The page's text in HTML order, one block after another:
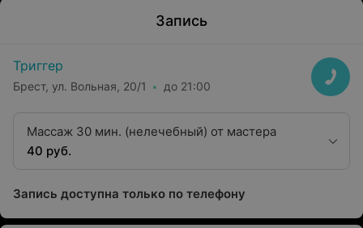
Запись
Триггер
Брест, ул. Вольная, 20/1 до 21:00
Массаж 30 мин. (нелечебный) от мастера
40 руб.
Запись доступна только по телефону